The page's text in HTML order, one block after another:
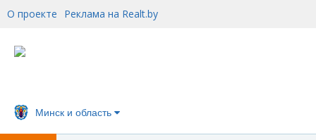
О проекте Реклама на Realt.by
Минск и область